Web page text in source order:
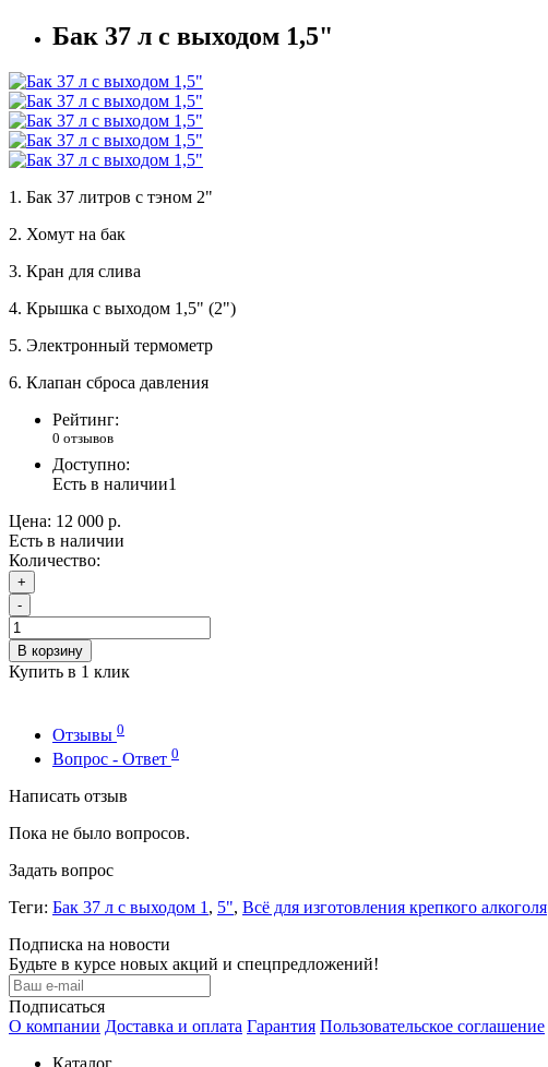
Бак 37 л с выходом 1,5"
1. Бак 37 литров с тэном 2"
2. Хомут на бак
3. Кран для слива
4. Крышка с выходом 1,5" (2")
5. Электронный термометр
6. Клапан сброса давления
Рейтинг:
0 отзывов
Доступно:
Есть в наличии1
Цена: 12 000 р.
Есть в наличии
Количество:
+
-
В корзину
Купить в 1 клик
Отзывы 0
Вопрос - Ответ 0
Написать отзыв
Пока не было вопросов.
Задать вопрос
Теги: Бак 37 л с выходом 1, 5", Всё для изготовления крепкого алкоголя
Подписка на новости
Будьте в курсе новых акций и спецпредложений!
Подписаться
О компании Доставка и оплата Гарантия Пользовательское соглашение